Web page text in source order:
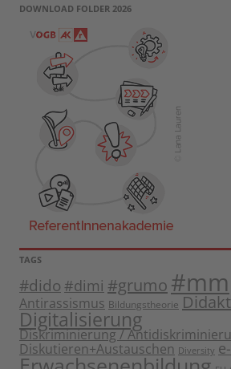
DOWNLOAD FOLDER 2026
TAGS
#dido #dimi #grumo #mm
Antirassismus Bildungstheorie
Digitalisierung
Diskriminierung /
Diskutieren+Austauschen Diversity